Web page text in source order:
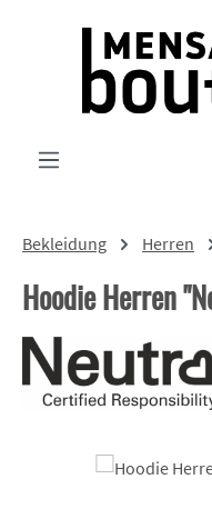
Zum Hauptinhalt springen
Bekleidung Herren
Hoodie Herren
Bildergalerie